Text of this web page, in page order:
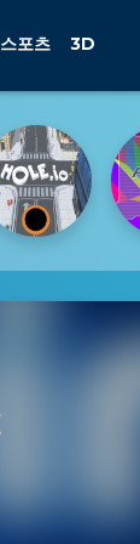
스포츠 3D